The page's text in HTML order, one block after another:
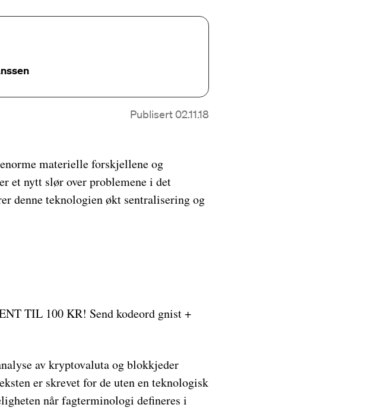
Publisert 02.11.18
­materielle forskjellene og
et nytt slør over problemene i det
denne teknologien økt sentralisering og
av kryptovaluta og blokkjeder
er skrevet for de uten en teknologisk
når fagterminologi defineres i